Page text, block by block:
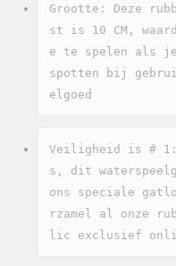
Grootte: Deze
st is 10 CM,
e te spelen als je
spotten bij
elgoed
Veiligheid is # 1:
s, dit
ons speciale
rzamel al onze
lic exclusief